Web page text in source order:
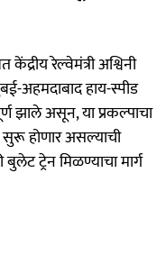
रेल्वेमंत्री अश्विनी
अहमदाबाद हाय-स्पीड
झाले असून, या प्रकल्पाचा
सुरू होणार असल्याची
ट्रेन मिळण्याचा मार्ग